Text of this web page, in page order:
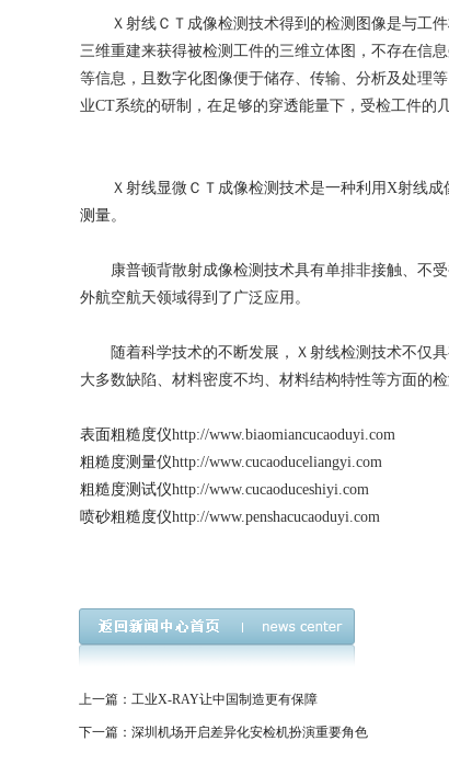
Ｘ射线ＣＴ成像检测技术得到的检测图像是与工件
三维重建来获得被检测工件的三维立体图，不存在信
等信息，且数字化图像便于储存、传输、分析及处理
业CT系统的研制，在足够的穿透能量下，受检工件的
Ｘ射线显微ＣＴ成像检测技术是一种利用X射线成
测量。
康普顿背散射成像检测技术具有单排非接触、不受
外航空航天领域得到了广泛应用。
随着科学技术的不断发展，Ｘ射线检测技术不仅具
大多数缺陷、材料密度不均、材料结构特性等方面的
表面粗糙度仪http://
粗糙度测量仪http://www.cucaoduceliangyi.com
粗糙度测试仪http://
喷砂粗糙度仪http://www.penshacucaoduyi.com
上一篇：工业X-RAY让中国制造更有保障
下一篇：深圳机场开启差异化安检机扮演重要角色